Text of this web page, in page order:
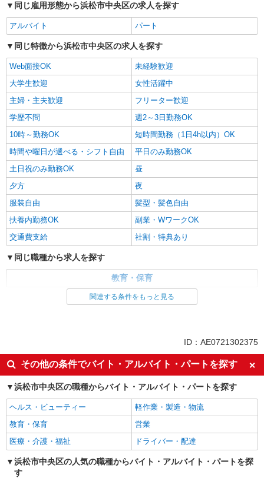
同じ雇用形態から浜松市中央区の求人を探す
アルバイト パート
同じ特徴から浜松市中央区の求人を探す
Web面接OK
未経験歓迎
大学生歓迎
女性活躍中
主婦・主夫歓迎
フリーター歓迎
学歴不問
週2～3日勤務OK
10時～勤務OK
短時間勤務（1日4h以内）OK
時間や曜日が選べる・シフト自由
平日のみ勤務OK
土日祝のみ勤務OK
昼
夕方
夜
服装自由
髪型・髪色自由
扶養内勤務OK
副業・WワークOK
交通費支給
社割・特典あり
同じ職種から求人を探す
教育・保育
同じ特徴から求人を探す
服装自由
扶養内勤務OK
副業・WワークOK
交通費支給
関連する条件をもっと見る
ID：AE0721302375
その他の条件でバイト・アルバイト・パートを探す
浜松市中央区の職種からバイト・アルバイト・パートを探す
ヘルス・ビューティー
軽作業・製造・物流
教育・保育
営業
医療・介護・福祉
ドライバー・配達
浜松市中央区の人気の職種からバイト・アルバイト・パートを探
す